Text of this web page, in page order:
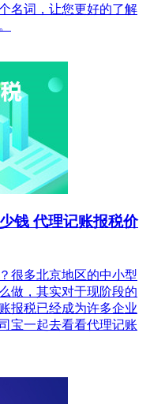
名词，让您更好的了解
钱 代理记账报税价
很多北京地区的中小型
做，其实对于现阶段的
报税已经成为许多企业
宝一起去看看代理记账